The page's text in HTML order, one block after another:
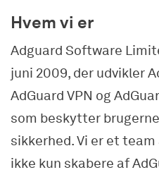
Hvem vi er
Adguard Software
juni 2009, der udvikler
AdGuard VPN og
som beskytter
sikkerhed. Vi er et
ikke kun skabere af